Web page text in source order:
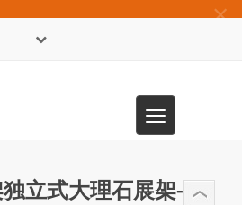
×
Toggle
navigation
立式大理石展架-